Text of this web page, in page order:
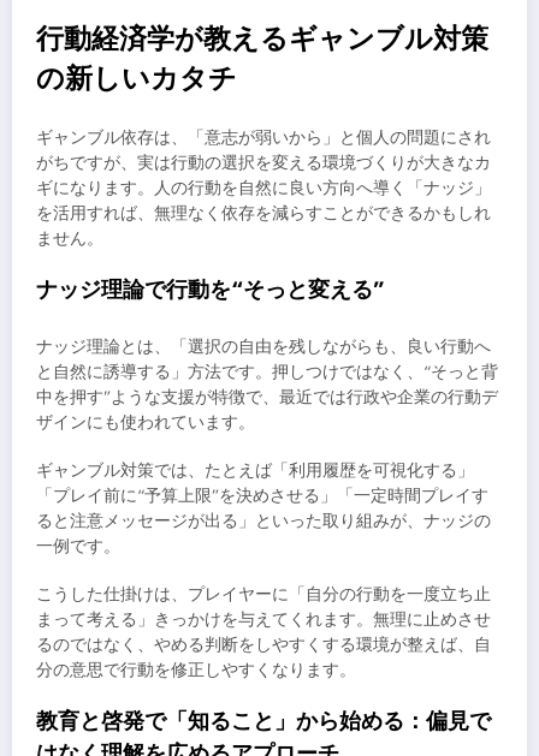
行動経済学が教えるギャンブル対策
の新しいカタチ
ギャンブル依存は、「意志が弱いから」と個人の問題にされ
がちですが、実は行動の選択を変える環境づくりが大きなカ
ギになります。人の行動を自然に良い方向へ導く「ナッジ」
を活用すれば、無理なく依存を減らすことができるかもしれ
ません。
ナッジ理論で行動を“そっと変える”
ナッジ理論とは、「選択の自由を残しながらも、良い行動へ
と自然に誘導する」方法です。押しつけではなく、“そっと背
中を押す”ような支援が特徴で、最近では行政や企業の行動デ
ザインにも使われています。
ギャンブル対策では、たとえば「利用履歴を可視化する」
「プレイ前に“予算上限”を決めさせる」「一定時間プレイす
ると注意メッセージが出る」といった取り組みが、ナッジの
一例です。
こうした仕掛けは、プレイヤーに「自分の行動を一度立ち止
まって考える」きっかけを与えてくれます。無理に止めさせ
るのではなく、やめる判断をしやすくする環境が整えば、自
分の意思で行動を修正しやすくなります。
教育と啓発で「知ること」から始める：偏見で